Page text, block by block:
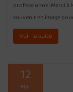
professionnel Merci à
souvenir en image
Voir la suite
12
Mar